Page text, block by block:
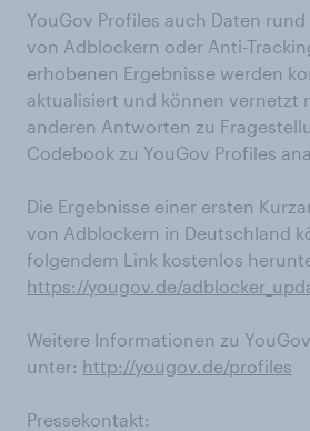
YouGov Profiles auch Daten
von Adblockern oder Anti-
erhobenen Ergebnisse werden
aktualisiert und können vernetzt
anderen Antworten zu
Codebook zu YouGov Profiles
Die Ergebnisse einer ersten
von Adblockern in Deutschland
folgendem Link kostenlos
https://yougov.de/
Weitere Informationen zu
unter: http://yougov.de/profiles
Pressekontakt: